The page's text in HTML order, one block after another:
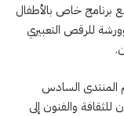
برنامج خاص بالأطفال
للرقص التعبيري
المنتدى السادس
والفنون إلى